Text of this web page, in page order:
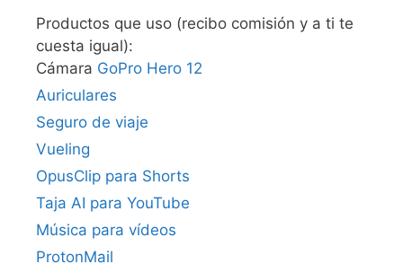
Productos que uso (recibo comisión y a ti te
cuesta igual):
Cámara GoPro Hero 12
Auriculares
Seguro de viaje
Vueling
OpusClip para Shorts
Taja AI para YouTube
Música para vídeos
ProtonMail